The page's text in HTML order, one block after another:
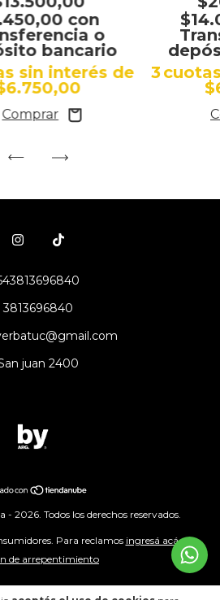
con
o
bancario
sin interés de
3
3813696840
juan 2400
2026. Todos los derechos reservados.
Para reclamos ingresá acá.
de arrepentimiento